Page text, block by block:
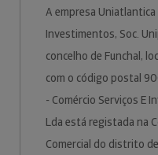
A empresa Uniatlantica
Investimentos, Soc.
concelho de Funchal,
com o código postal
- Comércio Serviços E
Lda está registada na
Comercial do distrito